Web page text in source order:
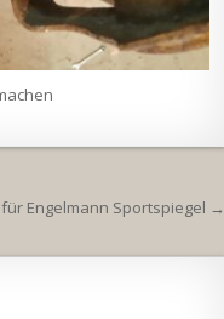
Engelmann Sportspiegel →